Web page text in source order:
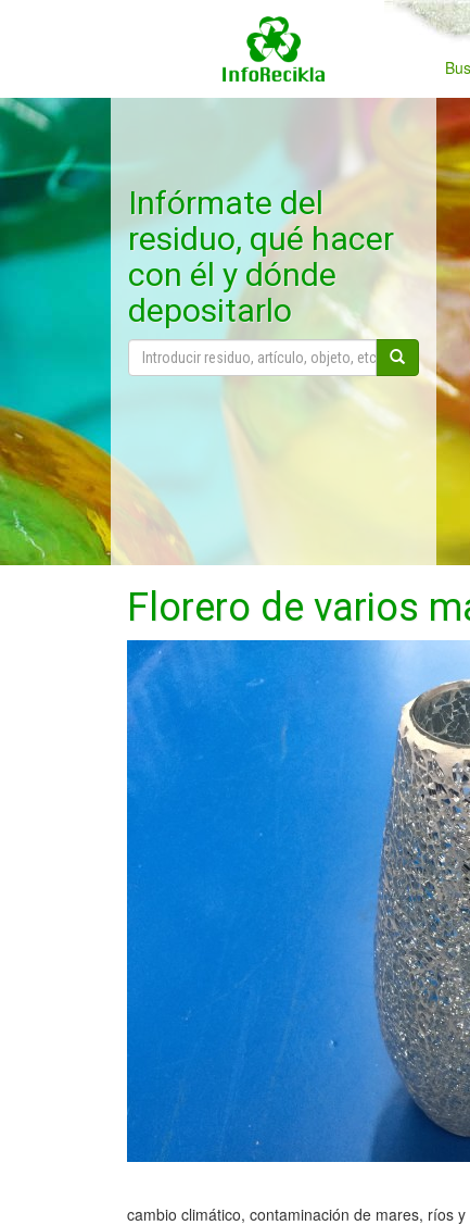
Infórmate del
residuo, qué hacer
con él y dónde
depositarlo
Florero de varios
cambio climático, contaminación de mares, ríos